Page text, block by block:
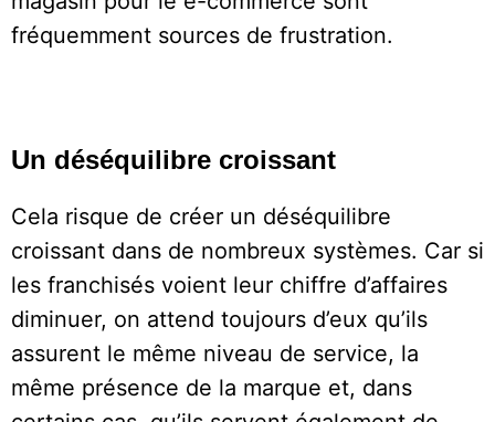
fréquemment sources de frustration.
Un déséquilibre croissant
Cela risque de créer un déséquilibre
croissant dans de nombreux systèmes. Car si
les franchisés voient leur chiffre d’affaires
diminuer, on attend toujours d’eux qu’ils
assurent le même niveau de service, la
même présence de la marque et, dans